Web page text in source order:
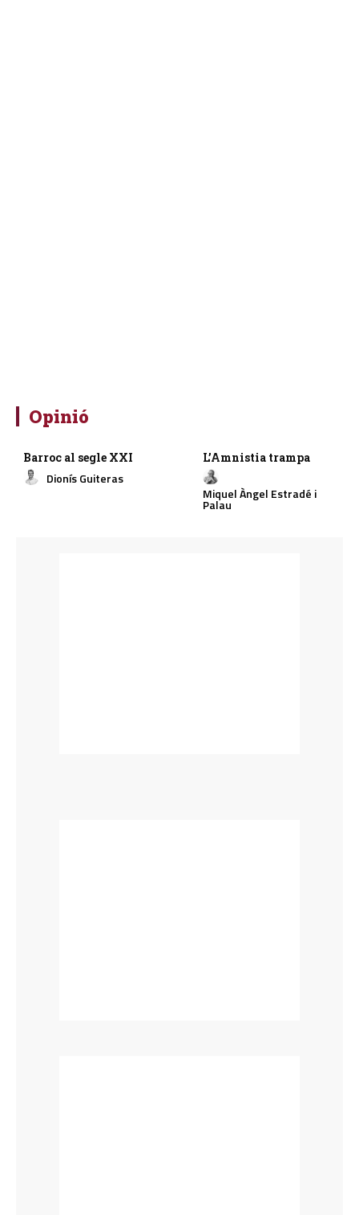
Opinió
Barroc al segle XXI
Dionís Guiteras
L’Amnistia trampa
Miquel Àngel Estradé i
Palau